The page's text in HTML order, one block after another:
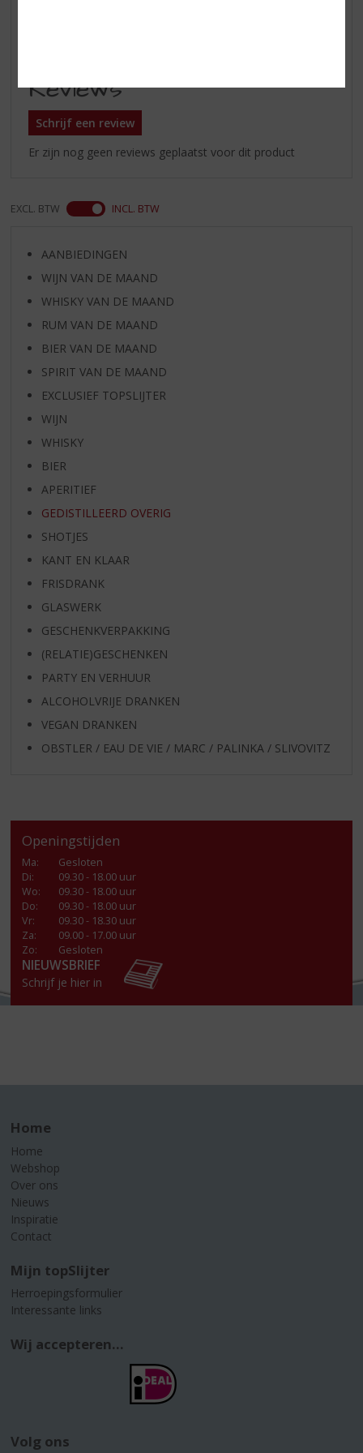
Reviews
Schrijf een review
Er zijn nog geen reviews geplaatst voor dit product
EXCL. BTW INCL. BTW
AANBIEDINGEN
WIJN VAN DE MAAND
WHISKY VAN DE MAAND
RUM VAN DE MAAND
BIER VAN DE MAAND
SPIRIT VAN DE MAAND
EXCLUSIEF TOPSLIJTER
WIJN
WHISKY
BIER
APERITIEF
GEDISTILLEERD OVERIG
SHOTJES
KANT EN KLAAR
FRISDRANK
GLASWERK
GESCHENKVERPAKKING
(RELATIE)GESCHENKEN
PARTY EN VERHUUR
ALCOHOLVRIJE DRANKEN
VEGAN DRANKEN
OBSTLER / EAU DE VIE / MARC / PALINKA / SLIVOVITZ
Openingstijden
Ma:
Gesloten
Di:
09.30 - 18.00 uur
Wo:
09.30 - 18.00 uur
Do:
09.30 - 18.00 uur
Vr:
09.30 - 18.30 uur
Za:
09.00 - 17.00 uur
Zo:
Gesloten
NIEUWSBRIEF
Schrijf je hier in
Home
Home
Webshop
Over ons
Nieuws
Inspiratie
Contact
Mijn topSlijter
Herroepingsformulier
Interessante links
Wij accepteren...
Volg ons